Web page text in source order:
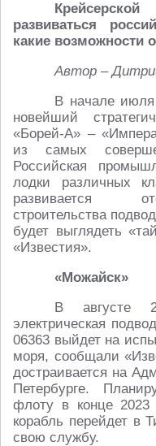
развиваться
какие возможности
Автор –
В начале
новейший
«Борей-А» –
из самых
Российская
лодки различных
развивается
строительства
будет выглядеть
«Известия».
«Можайск»
В августе
электрическая
06363 выйдет на
моря, сообщали
достраивается на
Петербурге.
флоту в конце 2023
корабль перейдет в
свою службу.